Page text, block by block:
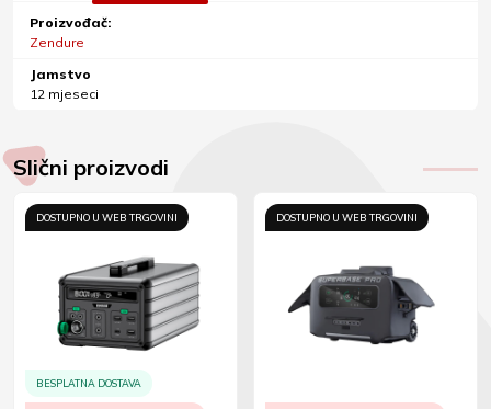
Proizvođač:
Zendure
Jamstvo
12 mjeseci
Slični proizvodi
DOSTUPNO U WEB TRGOVINI
BESPLATNA DOSTAVA
DOSTUPNO U WEB TRGOVINI